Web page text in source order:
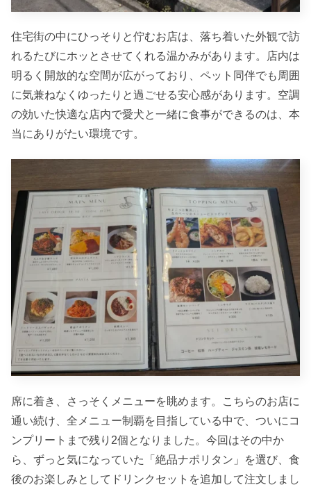
住宅街の中にひっそりと佇むお店は、落ち着いた外観で訪
れるたびにホッとさせてくれる温かみがあります。店内は
明るく開放的な空間が広がっており、ペット同伴でも周囲
に気兼ねなくゆったりと過ごせる安心感があります。空調
の効いた快適な店内で愛犬と一緒に食事ができるのは、本
当にありがたい環境です。
席に着き、さっそくメニューを眺めます。こちらのお店に
通い続け、全メニュー制覇を目指している中で、ついにコ
ンプリートまで残り2個となりました。今回はその中か
ら、ずっと気になっていた「絶品ナポリタン」を選び、食
後のお楽しみとしてドリンクセットを追加して注文しまし